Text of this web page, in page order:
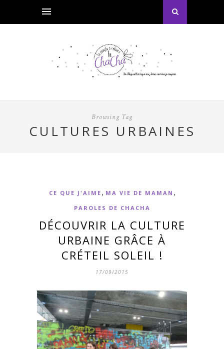
Browsing Tag
CULTURES URBAINES
CE QUE J'AIME , MA VIE DE MAMAN ,
PAROLES DE CHACHA
DÉCOUVRIR LA CULTURE
URBAINE GRÂCE À
CRÉTEIL SOLEIL !
17/09/2015